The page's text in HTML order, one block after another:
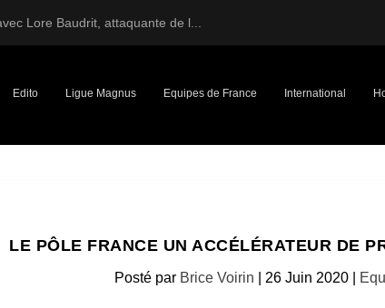
Lore Baudrit, attaquante de l...
Edito Ligue Magnus Equipes de France International
LE PÔLE FRANCE UN ACCÉLÉRATEUR DE
Posté par Brice Voirin 26 Juin 2020